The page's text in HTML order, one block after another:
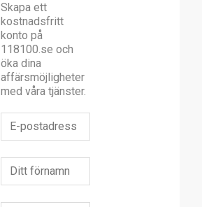
Skapa ett
kostnadsfritt
konto på
118100.se och
öka dina
affärsmöjligheter
med våra tjänster.